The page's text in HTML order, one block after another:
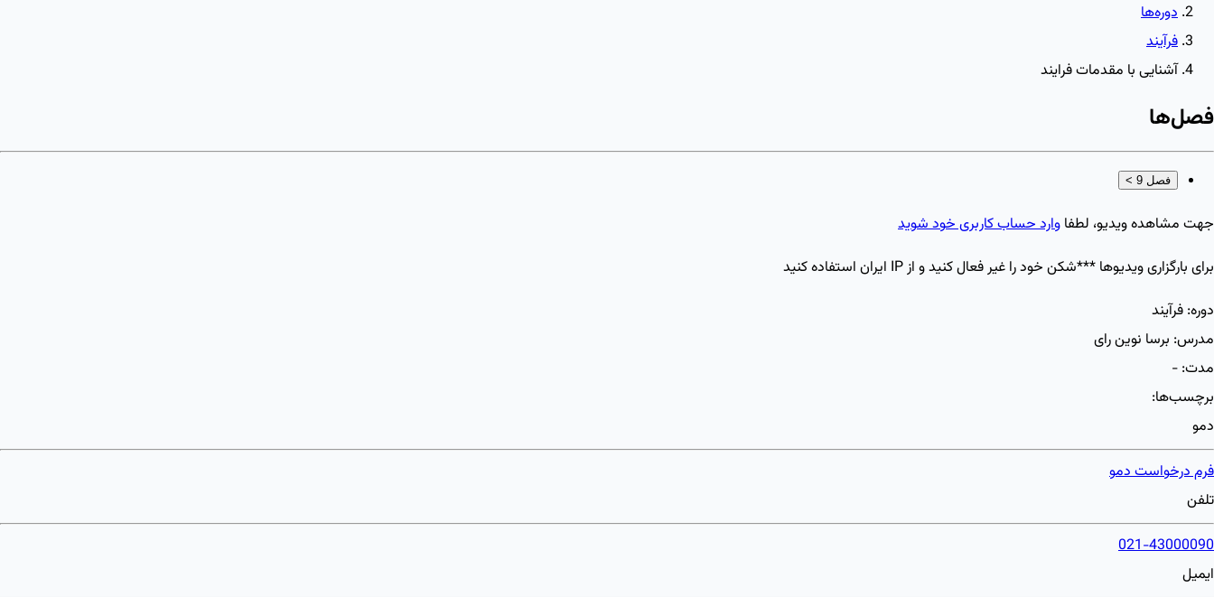
دوره‌ها
فرآیند
آشنایی با مقدمات فرایند
فصل‌ها
فصل 9 >
جهت مشاهده ویدیو، لطفا وارد حساب کاربری خود شوید
برای بارگزاری ویدیو‌ها ***شکن خود را غیر فعال کنید و از IP ایران استفاده کنید
دوره: فرآیند
مدرس: برسا نوین رای
مدت: -
برچسب‌ها:
دمو
فرم درخواست دمو
تلفن
021-43000090
ایمیل